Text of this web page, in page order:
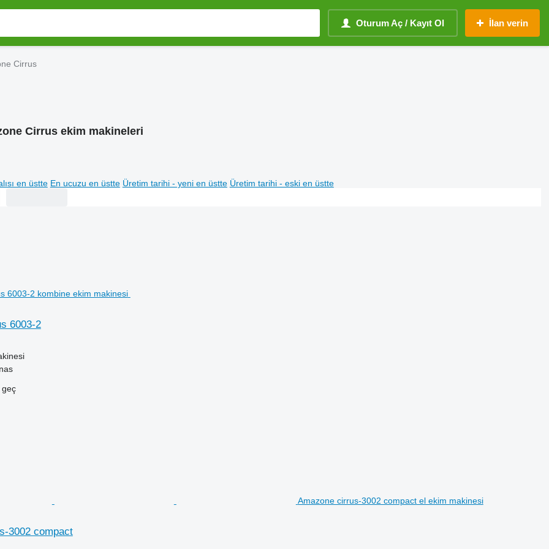
Oturum Aç / Kayıt Ol İlan verin
Cirrus
Cirrus ekim makineleri
en üstte En ucuzu en üstte Üretim tarihi - yeni en üstte Üretim tarihi - eski en üstte
6003-2
geç
Amazone cirrus-3002 compact el ekim makinesi
3002 compact